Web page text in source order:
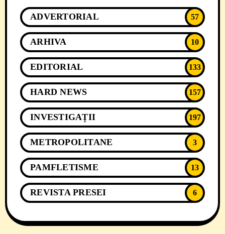
ADVERTORIAL 57
ARHIVA 10
EDITORIAL 133
HARD NEWS 157
INVESTIGAȚII 197
METROPOLITANE 3
PAMFLETISME 13
REVISTA PRESEI 6